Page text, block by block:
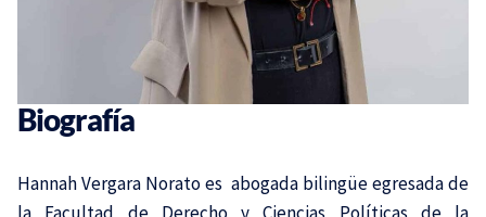
Biografía
Hannah Vergara Norato es abogada bilingüe egresada de